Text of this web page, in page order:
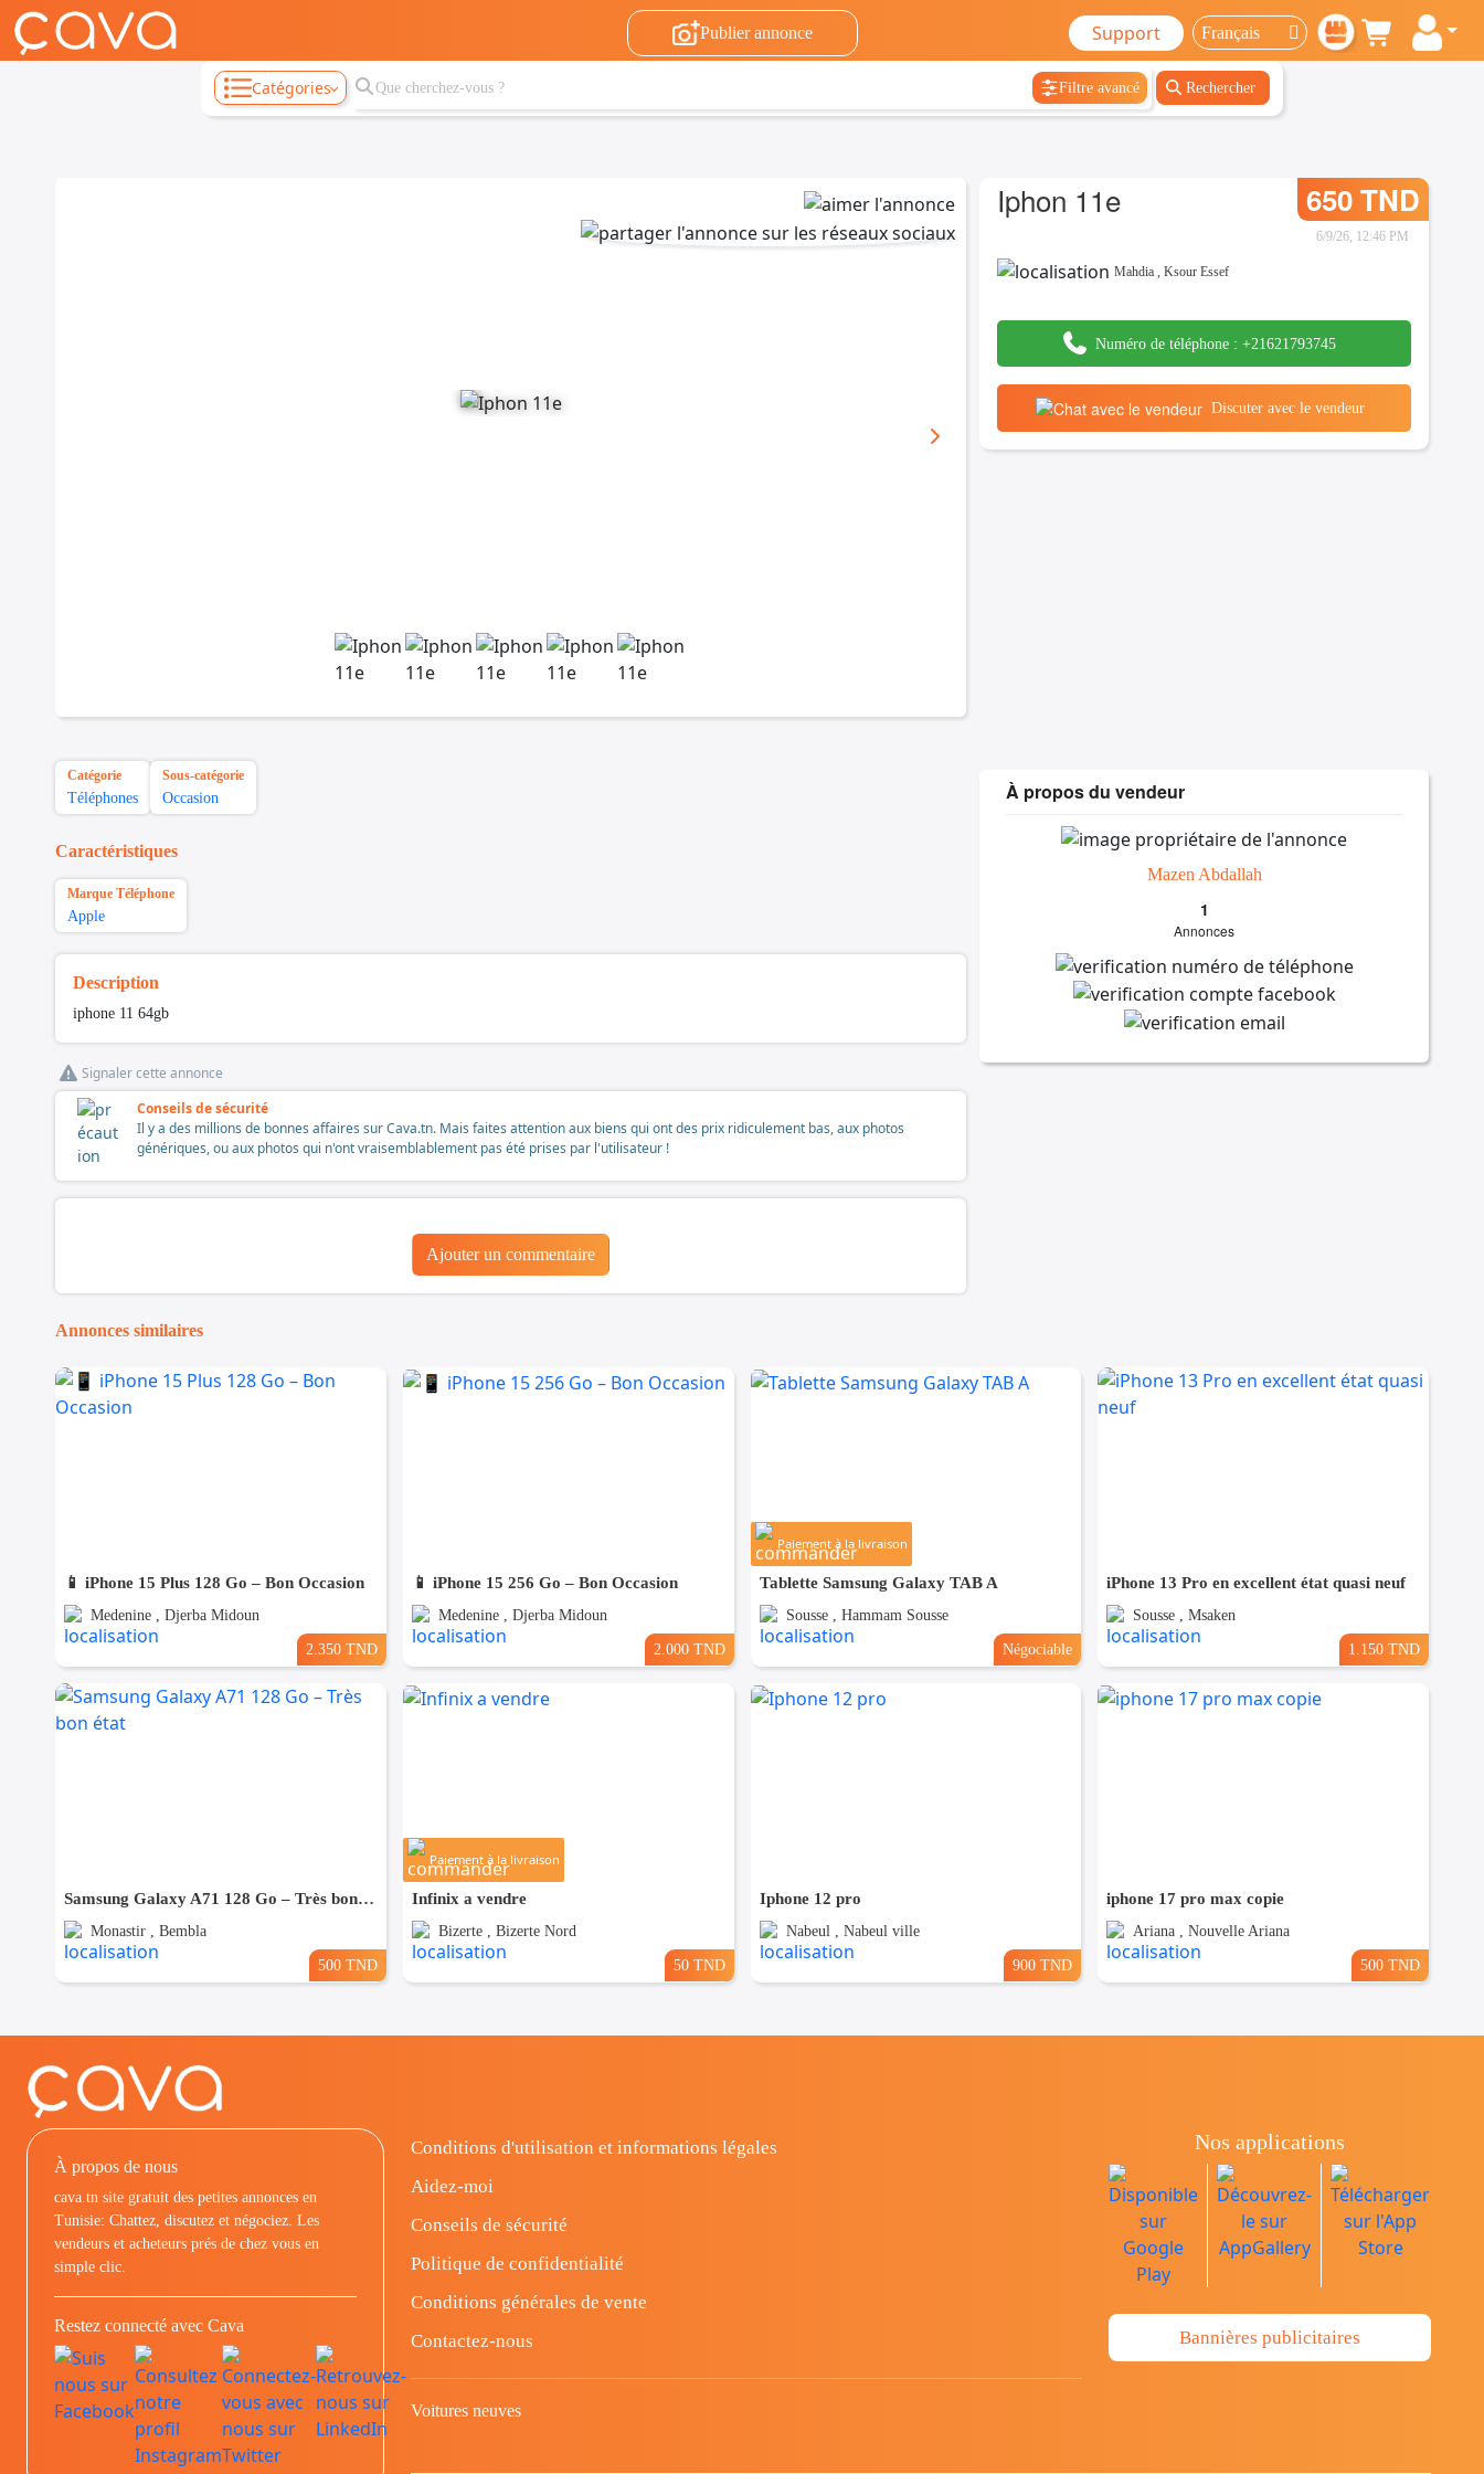
Publier annonce Support
Catégories Filtre avancé Rechercher
Iphon 11e 650 TND
6/9/26, 12:46 PM
Mahdia ,Ksour Essef
Numéro de téléphone :+21621793745
Discuter avec le vendeur
Catégorie
Téléphones
Sous-catégorie
Occasion
Caractéristiques
Marque Téléphone
Apple
Description
iphone 11 64gb
Signaler cette annonce
Conseils de sécurité
Il y a des millions de bonnes affaires sur Cava.tn. Mais faites attention aux biens qui ont des prix ridiculement bas, aux photos
génériques, ou aux photos qui n'ont vraisemblablement pas été prises par l'utilisateur !
Ajouter un commentaire
À propos du vendeur
Mazen Abdallah
1
Annonces
Annonces similaires
📱 iPhone 15 Plus 128 Go – Bon Occasion
Medenine , Djerba Midoun
2.350 TND
📱 iPhone 15 256 Go – Bon Occasion
Medenine , Djerba Midoun
2.000 TND
Paiement à la livraison
Tablette Samsung Galaxy TAB A
Sousse , Hammam Sousse
Négociable
iPhone 13 Pro en excellent état quasi neuf
Sousse , Msaken
1.150 TND
Samsung Galaxy A71 128 Go – Très bon état
Monastir , Bembla
500 TND
Paiement à la livraison
Infinix a vendre
Bizerte , Bizerte Nord
50 TND
Iphone 12 pro
Nabeul , Nabeul ville
900 TND
iphone 17 pro max copie
Ariana , Nouvelle Ariana
500 TND
À propos de nous
cava.tn site gratuit des petites annonces en
Tunisie: Chattez, discutez et négociez. Les
vendeurs et acheteurs prés de chez vous en
simple clic.
Restez connecté avec Cava
Conditions d'utilisation et informations légales
Aidez-moi
Conseils de sécurité
Politique de confidentialité
Conditions générales de vente
Contactez-nous
Voitures neuves
Nos applications
Bannières publicitaires